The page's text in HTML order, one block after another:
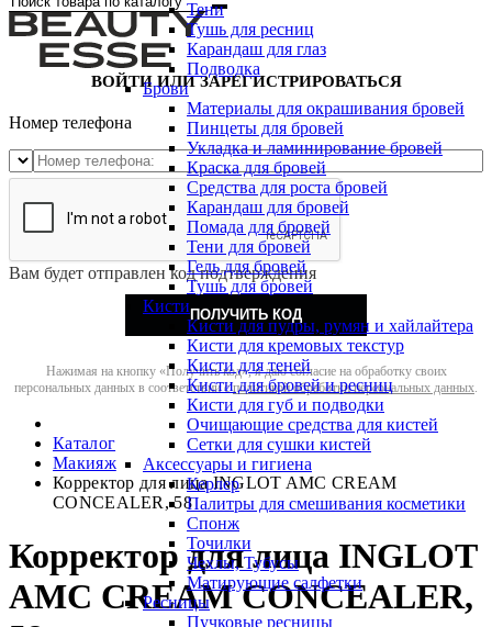
Тени
Тушь для ресниц
Карандаш для глаз
Подводка
Брови
Материалы для окрашивания бровей
Пинцеты для бровей
Укладка и ламинирование бровей
Краска для бровей
Средства для роста бровей
Карандаш для бровей
Помада для бровей
Тени для бровей
Гель для бровей
Тушь для бровей
Кисти
Кисти для пудры, румян и хайлайтера
Кисти для кремовых текстур
Кисти для теней
Кисти для бровей и ресниц
Кисти для губ и подводки
Очищающие средства для кистей
Сетки для сушки кистей
Аксессуары и гигиена
Керлер
Палитры для смешивания косметики
Спонж
Точилки
Чехлы, Тубусы
Матирующие салфетки
Ресницы
Пучковые ресницы
ВОЙТИ ИЛИ ЗАРЕГИСТРИРОВАТЬСЯ
Номер телефона
Вам будет отправлен код подтверждения
ПОЛУЧИТЬ КОД
Нажимая на кнопку «Получить код», я даю согласие на обработку своих
персональных данных в соответствии сполитикой обработки персональных данных.
Каталог
Макияж
Корректор для лица INGLOT AMC CREAM
CONCEALER, 58
Корректор для лица INGLOT
AMC CREAM CONCEALER,